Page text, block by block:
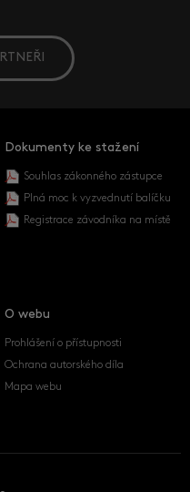
Dokumenty ke stažení
Souhlas zákonného zástupce
Plná moc k vyzvednutí balíčku
Registrace závodníka na místě
O webu
Prohlášení o přístupnosti
Ochrana autorského díla
Mapa webu